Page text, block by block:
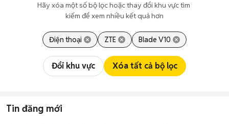
Hãy xóa một số bộ lọc hoặc thay đổi khu vực tìm
kiếm để xem nhiều kết quả hơn
Điện thoại ZTE Blade V10
Đổi khu vực Xóa tất cả bộ lọc
Tin đăng mới